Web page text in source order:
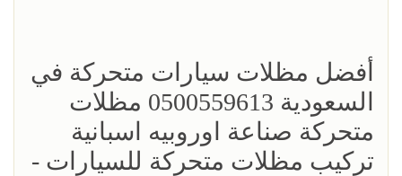
أفضل مظلات سيارات متحركة في
السعودية 0500559613 مظلات
متحركة صناعة اوروبيه اسبانية
تركيب مظلات متحركة للسيارات -